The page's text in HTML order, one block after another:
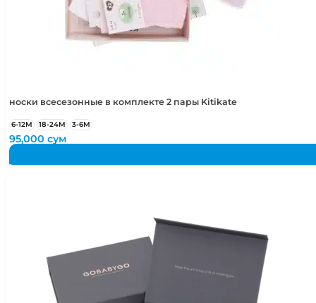
носки всесезонные в комплекте 2 пары Kitikate
6-12М 18-24М 3-6М
95,000сум